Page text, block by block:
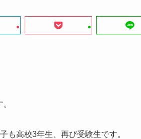
も高校3年生、再び受験生です。